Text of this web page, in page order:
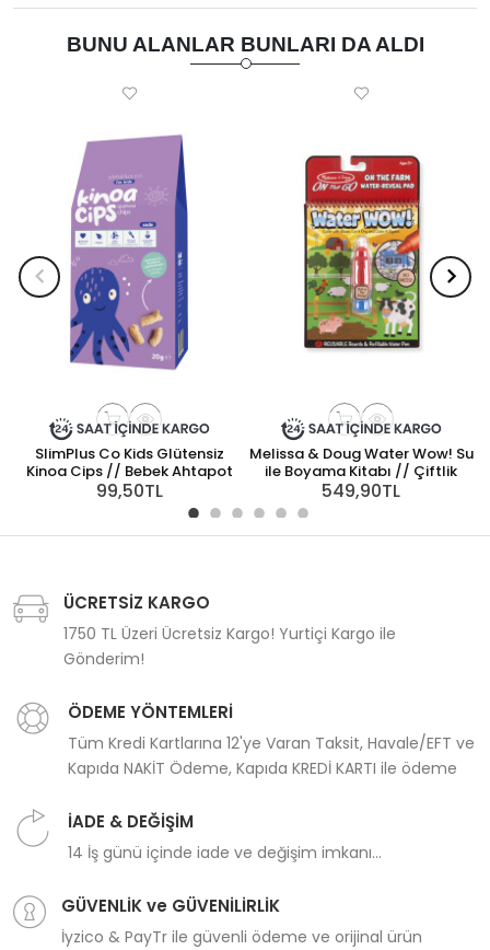
BUNU ALANLAR BUNLARI DA ALDI
SlimPlus Co Kids Glütensiz
Kinoa Cips // Bebek Ahtapot
99,50TL
Melissa & Doug Water Wow! Su
ile Boyama Kitabı // Çiftlik
549,90TL
ÜCRETSİZ KARGO
1750 TL Üzeri Ücretsiz Kargo! Yurtiçi Kargo ile
Gönderim!
ÖDEME YÖNTEMLERİ
Tüm Kredi Kartlarına 12'ye Varan Taksit, Havale/EFT ve
Kapıda NAKİT Ödeme, Kapıda KREDİ KARTI ile ödeme
İADE & DEĞİŞİM
14 İş günü içinde iade ve değişim imkanı...
GÜVENLİK ve GÜVENİLİRLİK
İyzico & PayTr ile güvenli ödeme ve orijinal ürün